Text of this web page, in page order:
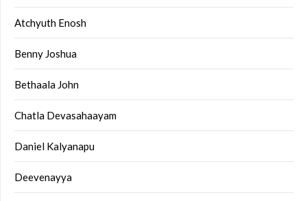
Atchyuth Enosh
Benny Joshua
Bethaala John
Chatla Devasahaayam
Daniel Kalyanapu
Deevenayya